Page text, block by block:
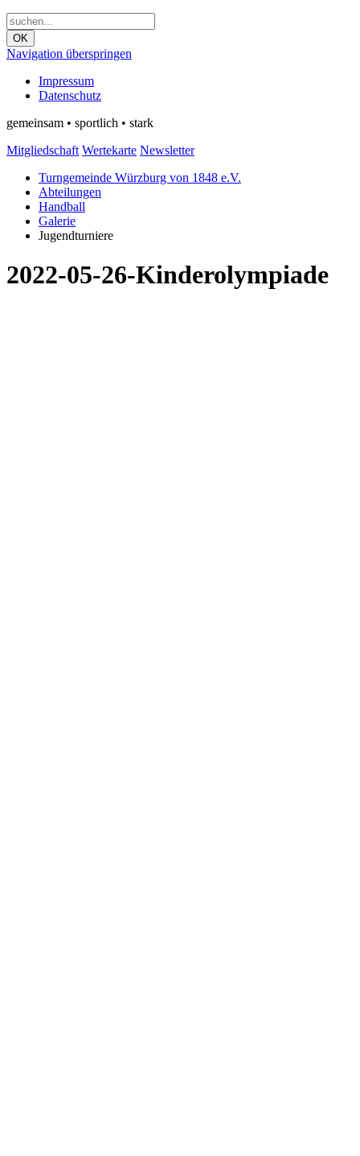
OK
Navigation überspringen
Impressum
Datenschutz
gemeinsam • sportlich • stark
Mitgliedschaft Wertekarte Newsletter
Turngemeinde Würzburg von 1848 e.V.
Abteilungen
Handball
Galerie
Jugendturniere
2022-05-26-Kinderolympiade